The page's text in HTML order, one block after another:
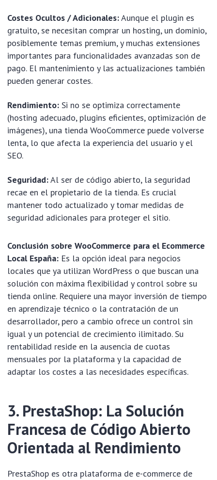
Costes Ocultos / Adicionales:Aunque el plugin es
gratuito, se necesitan comprar un hosting, un dominio,
posiblemente temas premium, y muchas extensiones
importantes para funcionalidades avanzadas son de
pago. El mantenimiento y las actualizaciones también
pueden generar costes.
Rendimiento: Si no se optimiza correctamente
(hosting adecuado, plugins eficientes, optimización de
imágenes), una tienda WooCommerce puede volverse
lenta, lo que afecta la experiencia del usuario y el
SEO.
Seguridad:Al ser de código abierto, la seguridad
recae en el propietario de la tienda. Es crucial
mantener todo actualizado y tomar medidas de
seguridad adicionales para proteger el sitio.
Conclusión sobre WooCommerce para el Ecommerce
Local España: Es la opción ideal para negocios
locales que ya utilizan WordPress o que buscan una
solución con máxima flexibilidad y control sobre su
tienda online. Requiere una mayor inversión de tiempo
en aprendizaje técnico o la contratación de un
desarrollador, pero a cambio ofrece un control sin
igual y un potencial de crecimiento ilimitado. Su
rentabilidad reside en la ausencia de cuotas
mensuales por la plataforma y la capacidad de
adaptar los costes a las necesidades específicas.
3. PrestaShop: La Solución
Francesa de Código Abierto
Orientada al Rendimiento
PrestaShop es otra plataforma de e-commerce de